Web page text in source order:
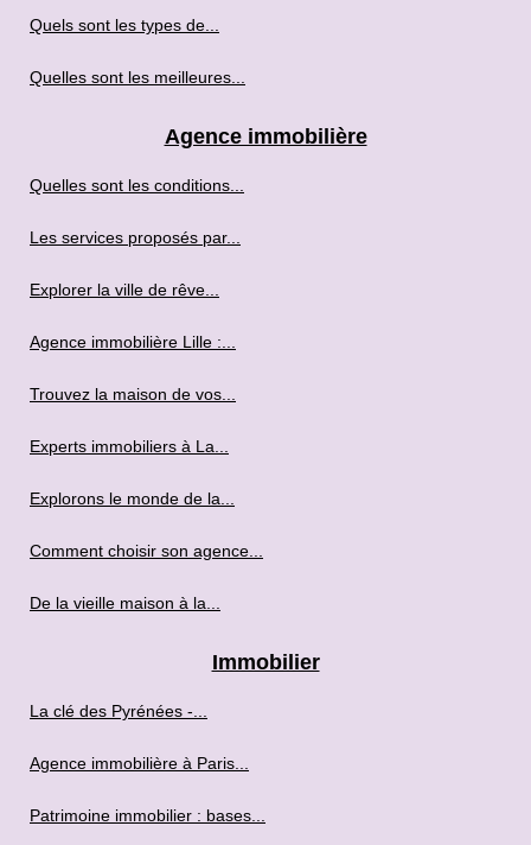
Quels sont les types de...
Quelles sont les meilleures...
Agence immobilière
Quelles sont les conditions...
Les services proposés par...
Explorer la ville de rêve...
Agence immobilière Lille :...
Trouvez la maison de vos...
Experts immobiliers à La...
Explorons le monde de la...
Comment choisir son agence...
De la vieille maison à la...
Immobilier
La clé des Pyrénées -...
Agence immobilière à Paris...
Patrimoine immobilier : bases...